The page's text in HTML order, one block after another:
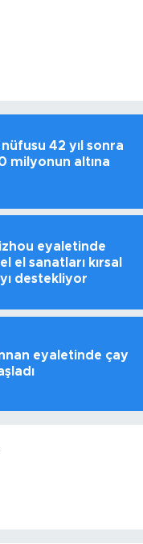
42 yıl sonra
milyonun altına
eyaletinde
el sanatları kırsal
destekliyor
eyaletinde çay